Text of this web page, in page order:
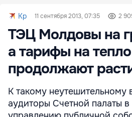
Kp 11 сентября 2013, 07:35 2
ТЭЦ Молдовы на
а тарифы на тепло
продолжают
К такому
аудиторы Счетной палаты в